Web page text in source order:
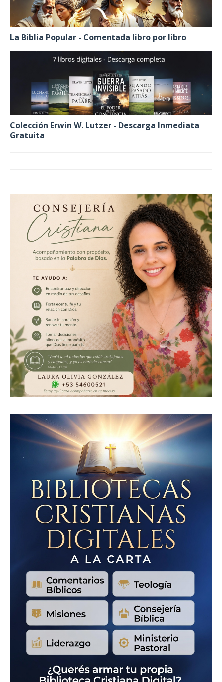
La Biblia Popular - Comentada libro por libro
Colección Erwin W. Lutzer - Descarga Inmediata
Gratuita